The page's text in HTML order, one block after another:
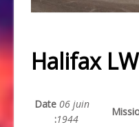
Halifax
Date
:
06 juin
1944